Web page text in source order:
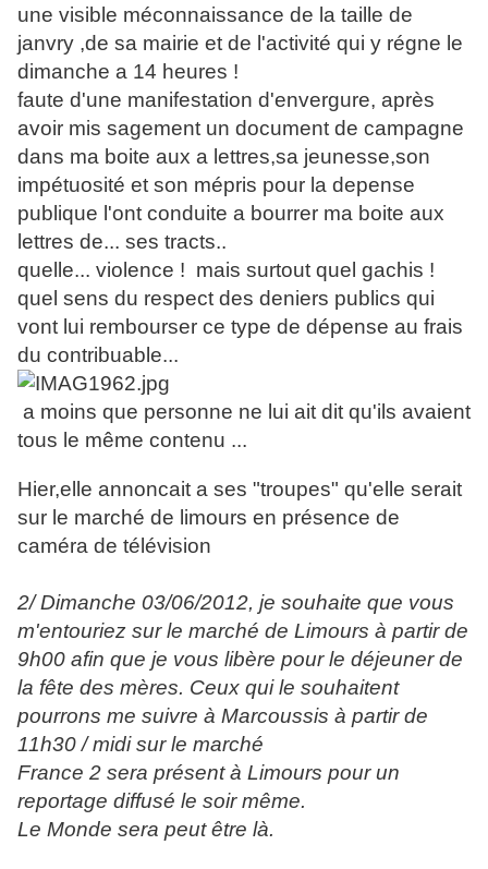
une visible méconnaissance de la taille de
janvry ,de sa mairie et de l'activité qui y régne le
dimanche a 14 heures !
faute d'une manifestation d'envergure, après
avoir mis sagement un document de campagne
dans ma boite aux a lettres,sa jeunesse,son
impétuosité et son mépris pour la depense
publique l'ont conduite a bourrer ma boite aux
lettres de... ses tracts..
quelle... violence ! mais surtout quel gachis !
quel sens du respect des deniers publics qui
vont lui rembourser ce type de dépense au frais
du contribuable...
a moins que personne ne lui ait dit qu'ils avaient
tous le même contenu ...
Hier,elle annoncait a ses "troupes" qu'elle serait
sur le marché de limours en présence de
caméra de télévision
2/ Dimanche 03/06/2012, je souhaite que vous
m'entouriez sur le marché de Limours à partir de
9h00 afin que je vous libère pour le déjeuner de
la fête des mères. Ceux qui le souhaitent
pourrons me suivre à Marcoussis à partir de
11h30 / midi sur le marché
France 2 sera présent à Limours pour un
reportage diffusé le soir même.
Le Monde sera peut être là.